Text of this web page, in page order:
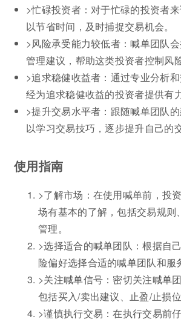
>忙碌投资者：对于忙碌的投资者
以节省时间，及时捕捉交易机会。
>风险承受能力较低者：喊单团队
管理建议，帮助这类投资者控制风险
>追求稳健收益者：通过专业分析
经为追求稳健收益的投资者提供有力
>提升交易水平者：跟随喊单团队
以学习交易技巧，逐步提升自己的
使用指南
>了解市场：在使用喊单前，投
场有基本的了解，包括交易规则
管理。
>选择适合的喊单团队：根据自
险偏好选择合适的喊单团队和服
>关注喊单信号：密切关注喊单
包括买入/卖出建议、止盈/止损位
>谨慎执行交易：在执行交易前